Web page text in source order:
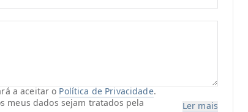
a aceitar o Política de Privacidade.
meus dados sejam tratados pela
Ler mais